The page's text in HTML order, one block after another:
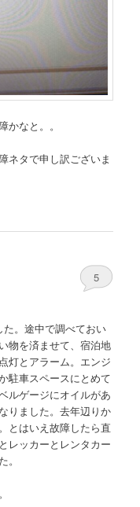
なと。。
ネタで申し訳ございま
5
。途中で調べておい
物を済ませて、宿泊地
灯とアラーム。エンジ
駐車スペースにとめて
ルゲージにオイルがあ
りました。去年辺りか
とはいえ故障したら直
レッカーとレンタカー